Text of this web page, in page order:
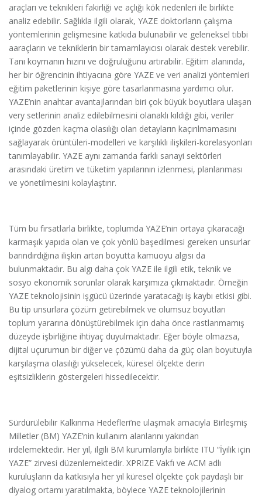
araçları ve teknikleri fakirliği ve açlığı kök nedenleri ile birlikte
analiz edebilir. Sağlıkla ilgili olarak, YAZE doktorların çalışma
yöntemlerinin gelişmesine katkıda bulunabilir ve geleneksel tıbbi
aaraçların ve tekniklerin bir tamamlayıcısı olarak destek verebilir.
Tanı koymanın hızını ve doğruluğunu artırabilir. Eğitim alanında,
her bir öğrencinin ihtiyacına göre YAZE ve veri analizi yöntemleri
eğitim paketlerinin kişiye göre tasarlanmasına yardımcı olur.
YAZE’nin anahtar avantajlarından biri çok büyük boyutlara ulaşan
very setlerinin analiz edilebilmesini olanaklı kıldığı gibi, veriler
içinde gözden kaçma olasılığı olan detayların kaçırılmamasını
sağlayarak örüntüleri-modelleri ve karşılıklı ilişkileri-korelasyonları
tanımlayabilir. YAZE aynı zamanda farklı sanayi sektörleri
arasındaki üretim ve tüketim yapılarının izlenmesi, planlanması
ve yönetilmesini kolaylaştırır.
Tüm bu fırsatlarla birlikte, toplumda YAZE’nin ortaya çıkaracağı
karmaşık yapıda olan ve çok yönlü başedilmesi gereken unsurlar
barındırdığına ilişkin artan boyutta kamuoyu algısı da
bulunmaktadır. Bu algı daha çok YAZE ile ilgili etik, teknik ve
sosyo ekonomik sorunlar olarak karşımıza çıkmaktadır. Örneğin
YAZE teknolojisinin işgücü üzerinde yaratacağı iş kaybı etkisi gibi.
Bu tip unsurlara çözüm getirebilmek ve olumsuz boyutları
toplum yararına dönüştürebilmek için daha önce rastlanmamış
düzeyde işbirliğine ihtiyaç duyulmaktadır. Eğer böyle olmazsa,
dijital uçurumun bir diğer ve çözümü daha da güç olan boyutuyla
karşılaşma olasılığı yükselecek, küresel ölçekte derin
eşitsizliklerin göstergeleri hissedilecektir.
Sürdürülebilir Kalkınma Hedefleri’ne ulaşmak amacıyla Birleşmiş
Milletler (BM) YAZE’nin kullanım alanlarını yakından
irdelemektedir. Her yıl, ilgili BM kurumlarıyla birlikte ITU “İyilik için
YAZE” zirvesi düzenlemektedir. XPRIZE Vakfı ve ACM adlı
kuruluşların da katkısıyla her yıl küresel ölçekte çok paydaşlı bir
diyalog ortamı yaratılmakta, böylece YAZE teknolojilerinin